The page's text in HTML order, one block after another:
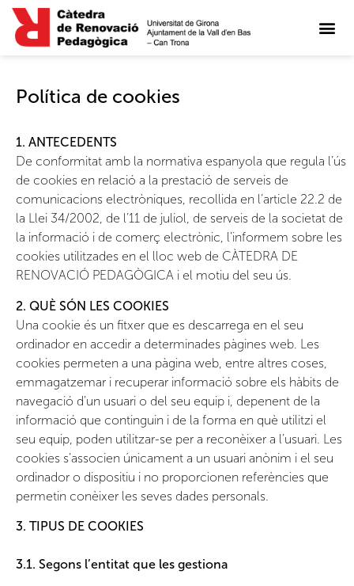
Política de cookies
1. ANTECEDENTS
De conformitat amb la normativa espanyola que regula l’ús
de cookies en relació a la prestació de serveis de
comunicacions electròniques, recollida en l’article 22.2 de
la Llei 34/2002, de l’11 de juliol, de serveis de la societat de
la informació i de comerç electrònic, l’informem sobre les
cookies utilitzades en el lloc web de CÀTEDRA DE
RENOVACIÓ PEDAGÒGICA i el motiu del seu ús.
2. QUÈ SÓN LES COOKIES
Una cookie és un fitxer que es descarrega en el seu
ordinador en accedir a determinades pàgines web. Les
cookies permeten a una pàgina web, entre altres coses,
emmagatzemar i recuperar informació sobre els hàbits de
navegació d’un usuari o del seu equip i, depenent de la
informació que continguin i de la forma en què utilitzi el
seu equip, poden utilitzar-se per a reconèixer a l’usuari. Les
cookies s’associen únicament a un usuari anònim i el seu
ordinador o dispositiu i no proporcionen referències que
permetin conèixer les seves dades personals.
3. TIPUS DE COOKIES
3.1. Segons l’entitat que les gestiona